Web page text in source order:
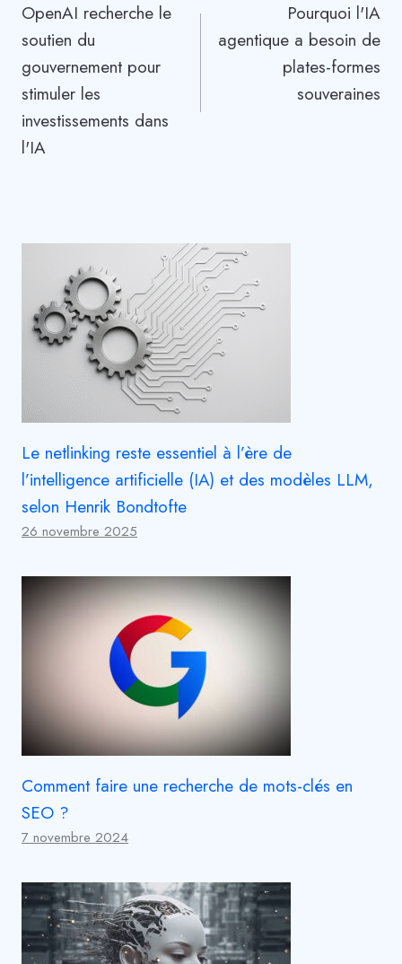
de
l’article
OpenAI recherche le
soutien du
gouvernement pour
stimuler les
investissements dans
l'IA
Pourquoi l'IA
agentique a besoin de
plates-formes
souveraines
Le netlinking reste essentiel à l’ère de
l’intelligence artificielle (IA) et des modèles LLM,
selon Henrik Bondtofte
26 novembre 2025
Comment faire une recherche de mots-clés en
SEO ?
7 novembre 2024